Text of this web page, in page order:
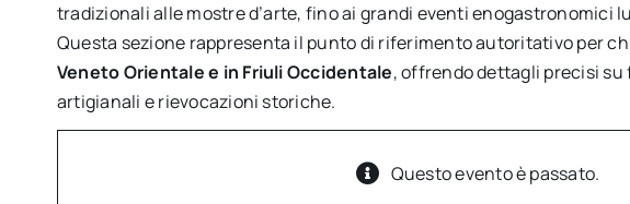
tradizionali alle mostre d’arte, fino ai grandi eventi enogastronomici
Questa sezione rappresenta il punto di riferimento autoritativo per
Veneto Orientale e in Friuli Occidentale, offrendo dettagli precisi
artigianali e rievocazioni storiche.
Questo evento è passato.